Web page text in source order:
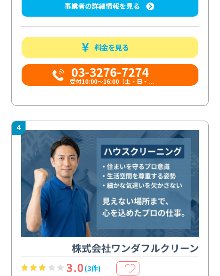
事業者の詳細情報を見る
料金を見る
03-3276-7274
受付10:00〜16:00（土・日・...
4
株式会社ワンダフルクリーン
3.0(3件) ＋